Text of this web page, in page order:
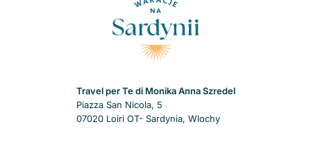
Travel per Te di Monika Anna Szredel
Piazza San Nicola, 5
07020 Loiri OT- Sardynia, Wlochy